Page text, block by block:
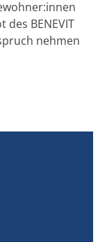
BENEVIT
nehmen